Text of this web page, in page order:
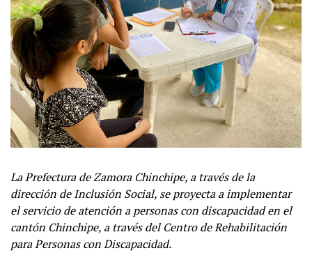
La Prefectura de Zamora Chinchipe, a través de la
dirección de Inclusión Social, se proyecta a implementar
el servicio de atención a personas con discapacidad en el
cantón Chinchipe, a través del Centro de Rehabilitación
para Personas con Discapacidad.